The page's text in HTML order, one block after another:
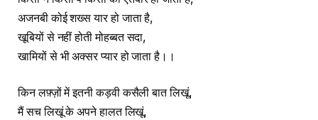
अजनबी कोई शख्स यार हो जाता है,
खूबियों से नहीं होती मोहब्बत सदा,
खामियों से भी अक्सर प्यार हो जाता है।।
किन लफ़्ज़ों में इतनी कड़वी कसैली बात लिखूं,
मैं सच लिखूं के अपने हालत लिखूं,